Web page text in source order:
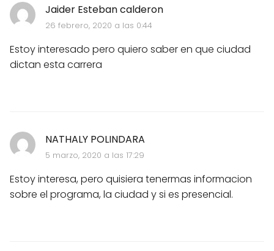
Jaider Esteban calderon
26 febrero, 2020 a las 0:44
Estoy interesado pero quiero saber en que ciudad
dictan esta carrera
NATHALY POLINDARA
5 marzo, 2020 a las 17:29
Estoy interesa, pero quisiera tenermas informacion
sobre el programa, la ciudad y si es presencial.